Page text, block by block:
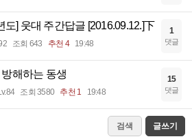
도] 웃대 주간답글 [2016.09.12.]下
조회 643 추천 4 19:48
1
댓글
해하는 동생
조회 3580 추천 1 19:48
15
댓글
검색 글쓰기